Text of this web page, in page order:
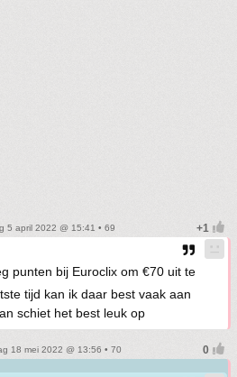
5 april 2022 @ 15:41 • 69
punten bij Euroclix om €70 uit te
tijd kan ik daar best vaak aan
schiet het best leuk op
18 mei 2022 @ 13:56 • 70